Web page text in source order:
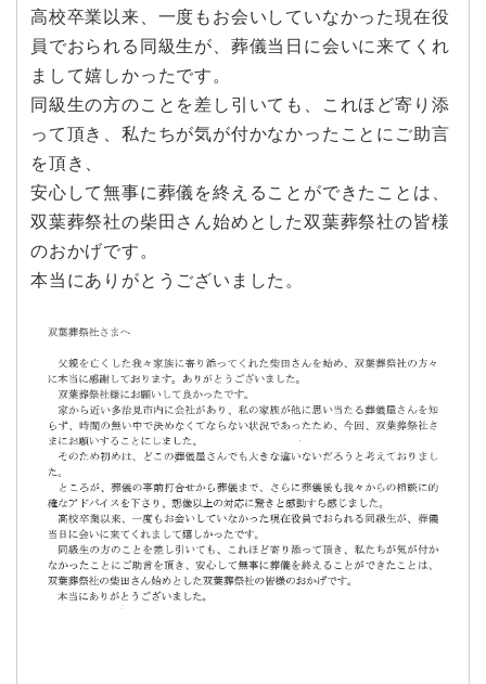
高校卒業以来、一度もお会いしていなかった現在役
員でおられる同級生が、葬儀当日に会いに来てくれ
まして嬉しかったです。
同級生の方のことを差し引いても、これほど寄り添
って頂き、私たちが気が付かなかったことにご助言
を頂き、
安心して無事に葬儀を終えることができたことは、
双葉葬祭社の柴田さん始めとした双葉葬祭社の皆様
のおかげです。
本当にありがとうございました。